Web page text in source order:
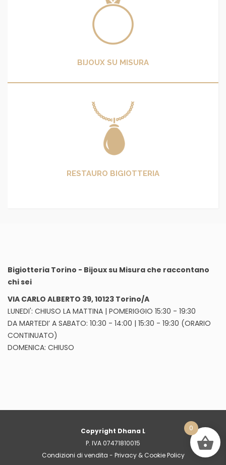
BIJOUX SU MISURA
RESTAURO BIGIOTTERIA
Bigiotteria Torino - Bijoux su Misura che raccontano
chi sei
VIA CARLO ALBERTO 39, 10123 Torino/A
LUNEDI': CHIUSO LA MATTINA | POMERIGGIO 15:30 - 19:30
DA MARTEDI’ A SABATO: 10:30 - 14:00 | 15:30 - 19:30 (ORARIO
CONTINUATO)
DOMENICA: CHIUSO
Copyright Dhana L
P. IVA 07471810015
Condizioni di vendita - Privacy & Cookie Policy
0